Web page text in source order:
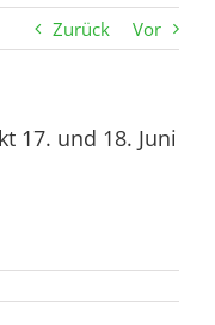
Zurück Vor
17. und 18. Juni